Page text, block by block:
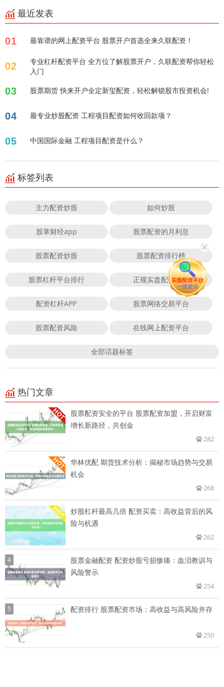
最近发表
01 最靠谱的网上配资平台 股票开户首选全来久联配资！
02
专业杠杆配资平台 全方位了解股票开户，久联配资帮你轻松
入门
03 股票期货 快来开户全定新玺配资，轻松解锁股市投资机会!
04 最专业炒股配资 工程项目配资如何收回款项？
05 中国国际金融 工程项目配资是什么？
标签列表
主力配资炒股 如何炒股
股掌财经app 股票配资的月利息
股票配资炒股 股票配资排行榜
股票杠杆平台排行 正规实盘配资平台
配资杠杆APP 股票网络交易平台
股票配资风险 在线网上配资平台
全部话题标签
热门文章
股票配资安全的平台 股票配资加盟，开启财富
增长新路径，共创金
282
华林优配 期货技术分析：揭秘市场趋势与交易
机会
268
炒股杠杆最高几倍 配资买卖：高收益背后的风
险与机遇
262
4
股票金融配资 配资炒股亏损惨痛：血泪教训与
风险警示
254
5 配资排行 股票配资市场：高收益与高风险并存
250